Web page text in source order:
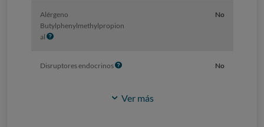
Alérgeno
Butylphenylmethylpropion
al I
o
No
Disruptores endocrinosI
o
No
Ver más